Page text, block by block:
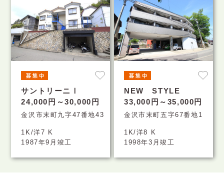
サントリーニⅠ
24,000円～30,000円
金沢市末町九字47番地43
1K/洋7 K
1987年9月竣工
NEW STYLE
33,000円～35,000円
金沢市末町五字67番地1
1K/洋8 K
1998年3月竣工